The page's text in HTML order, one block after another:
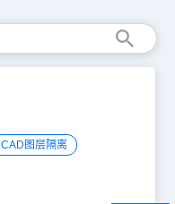
CAD图层隔离